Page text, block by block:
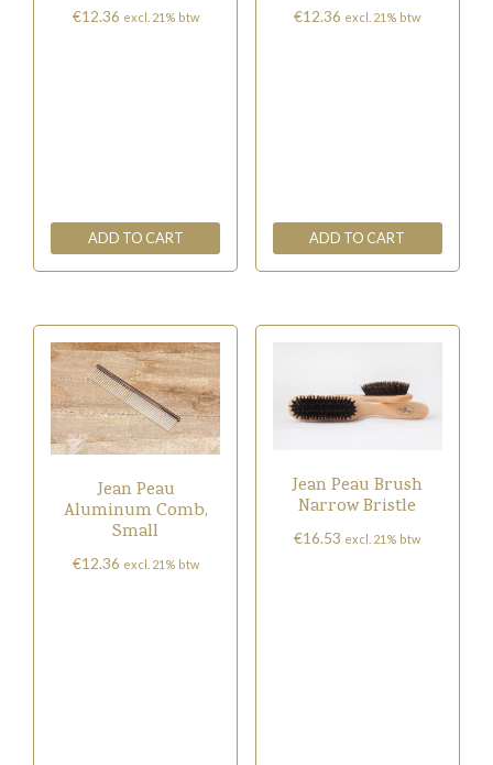
€12.36 excl. 21% btw
ADD TO CART
€12.36 excl. 21% btw
ADD TO CART
Jean Peau
Aluminum Comb,
Small
€12.36 excl. 21% btw
Jean Peau Brush
Narrow Bristle
€16.53 excl. 21% btw